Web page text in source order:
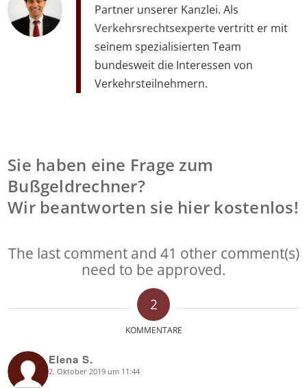
Partner unserer Kanzlei. Als
Verkehrsrechtsexpertevertritt er mit
seinem spezialisierten Team
bundesweit die Interessen von
Verkehrsteilnehmern.
Sie haben eine Frage zum
Bußgeldrechner?
Wir beantworten sie hier kostenlos!
The last comment and 41 other comment(s)
need to be approved.
2
KOMMENTARE
Elena S.
says: 2. Oktober 2019 um 11:44